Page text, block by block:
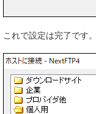
これで設定は完了です。